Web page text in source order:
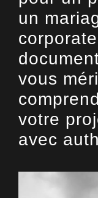
un
vous
votre
avec